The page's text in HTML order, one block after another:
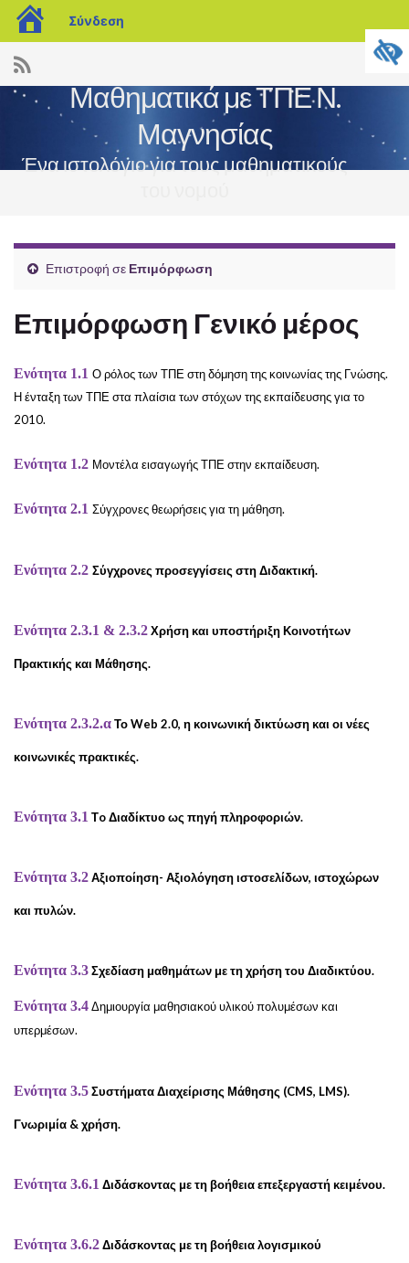
blogs.sch.gr
Σύνδεση
Μαθηματικά με ΤΠΕ Ν.
Μαγνησίας
Ένα ιστολόγιο για τους μαθηματικούς
Επιστροφή σε Επιμόρφωση
Επιμόρφωση Γενικό μέρος
Ενότητα 1.1 Ο ρόλος των ΤΠΕ στη δόμηση της κοινωνίας της Γνώσης.
Η ένταξη των ΤΠΕ στα πλαίσια των στόχων της εκπαίδευσης για το
2010.
Ενότητα 1.2 Μοντέλα εισαγωγής ΤΠΕ στην εκπαίδευση.
Ενότητα 2.1 Σύγχρονες θεωρήσεις για τη μάθηση.
Ενότητα 2.2 Σύγχρονες προσεγγίσεις στη Διδακτική.
Ενότητα 2.3.1 & 2.3.2Χρήση και υποστήριξη Κοινοτήτων
Πρακτικής και Μάθησης.
Ενότητα 2.3.2.αΤο Web 2.0, η κοινωνική δικτύωση και οι νέες
κοινωνικές πρακτικές.
Ενότητα 3.1 Τo Διαδίκτυο ως πηγή πληροφοριών.
Ενότητα 3.2Αξιοποίηση- Αξιολόγηση ιστοσελίδων, ιστοχώρων
και πυλών.
Ενότητα 3.3Σχεδίαση μαθημάτων με τη χρήση του Διαδικτύου.
Ενότητα 3.4Δημιουργία μαθησιακού υλικού πολυμέσων και
υπερμέσων.
Ενότητα 3.5Συστήματα Διαχείρισης Μάθησης (CMS, LMS).
Γνωριμία & χρήση.
Ενότητα 3.6.1 Διδάσκοντας με τη βοήθεια επεξεργαστή κειμένου.
Ενότητα 3.6.2Διδάσκοντας με τη βοήθεια λογισμικού